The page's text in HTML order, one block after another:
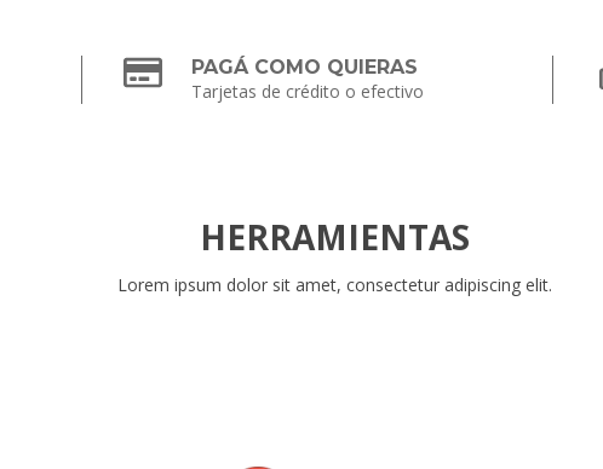
PAGÁ COMO QUIERAS
Tarjetas de crédito o efectivo
HERRAMIENTAS
Lorem ipsum dolor sit amet, consectetur adipiscing elit.